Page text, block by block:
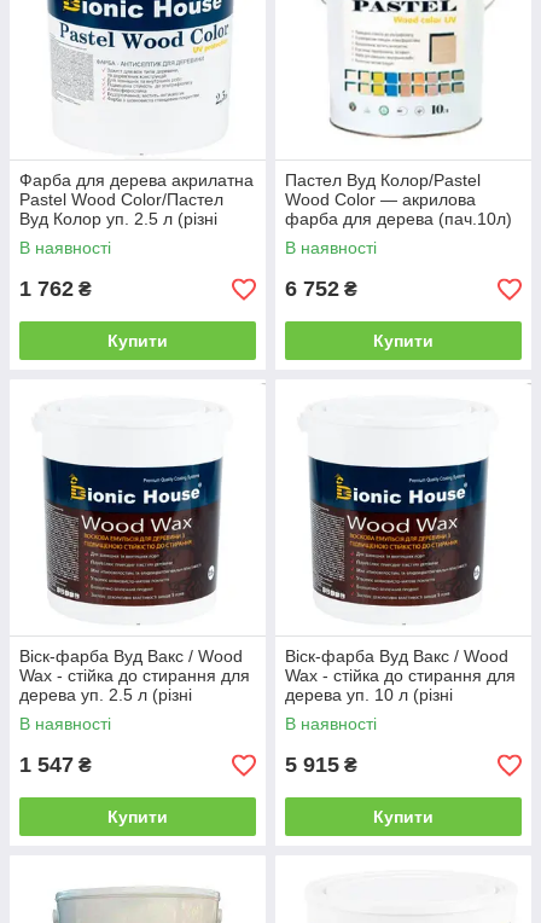
Фарба для дерева акрилатна
Pastel Wood Color/Пастел
Вуд Колор уп. 2.5 л (різні
кольори)
В наявності
1 762 ₴
Купити
Пастел Вуд Колор/Pastel
Wood Color — акрилова
фарба для дерева (пач.10л)
різні кольори
В наявності
6 752 ₴
Купити
Віск-фарба Вуд Вакс / Wood
Wax - стійка до стирання для
дерева уп. 2.5 л (різні
кольори)
В наявності
1 547 ₴
Купити
Віск-фарба Вуд Вакс / Wood
Wax - стійка до стирання для
дерева уп. 10 л (різні
кольори)
В наявності
5 915 ₴
Купити